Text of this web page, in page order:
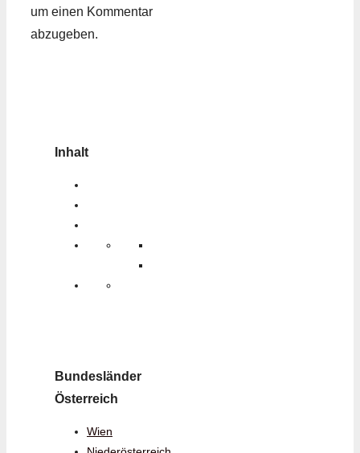
um einen Kommentar
abzugeben.
Inhalt
Bundesländer
Österreich
Wien